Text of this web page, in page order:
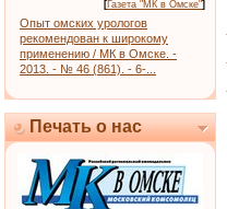
[Газета "МК в Омске"]
Опыт омских урологов
рекомендован к широкому
применению / МК в Омске. -
2013. - № 46 (861). - 6-...
Печать о нас